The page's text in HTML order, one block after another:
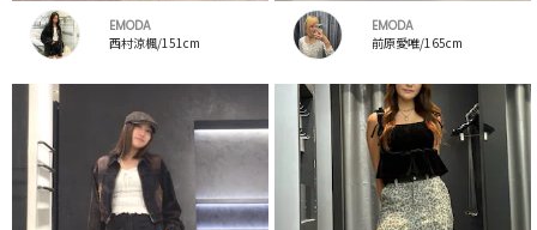
EMODA
西村涼楓/151cm
EMODA
前原愛唯/165cm